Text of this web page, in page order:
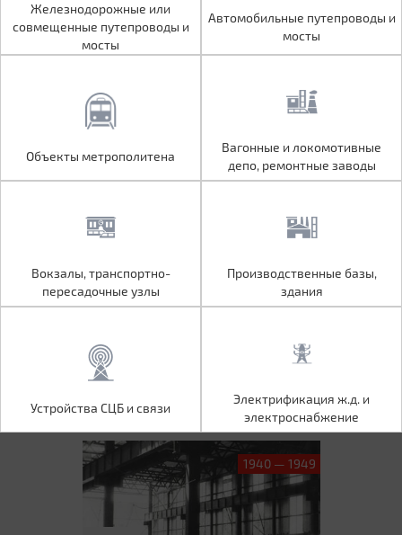
Железнодорожные или
совмещенные путепроводы и
мосты
Автомобильные путепроводы и
мосты
Вагонные и локомотивные
Вокзалы, транспортно-
пересадочные узлы
Производственные базы,
Электрификация ж.д. и
электроснабжение
Железнодорожные или
совмещенные путепроводы и
мосты
Автомобильные путепроводы и
мосты
Объекты метрополитена
Вагонные и локомотивные
депо, ремонтные заводы
Вокзалы, транспортно-
пересадочные узлы
Производственные базы,
здания
Устройства СЦБ и связи
Электрификация ж.д. и
электроснабжение
1940 — 1949